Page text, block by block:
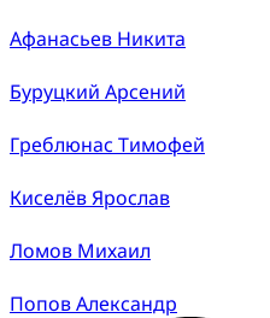
Афанасьев Никита
Буруцкий Арсений
Греблюнас Тимофей
Киселёв Ярослав
Ломов Михаил
Попов Александр